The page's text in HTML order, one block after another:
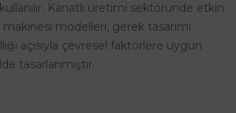
Kanatlı üretimi sektöründe etkin
modelleri, gerek tasarımı
açısıyla çevresel faktörlere uygun
tasarlanmıştır.